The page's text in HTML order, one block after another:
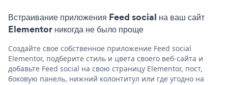
Встраивание приложения Feed social на ваш сайт
Elementor никогда не было проще
Создайте свое собственное приложение Feed social
Elementor, подберите стиль и цвета своего веб-сайта и
добавьте Feed social на свою страницу Elementor, пост,
боковую панель, нижний колонтитул или где угодно на